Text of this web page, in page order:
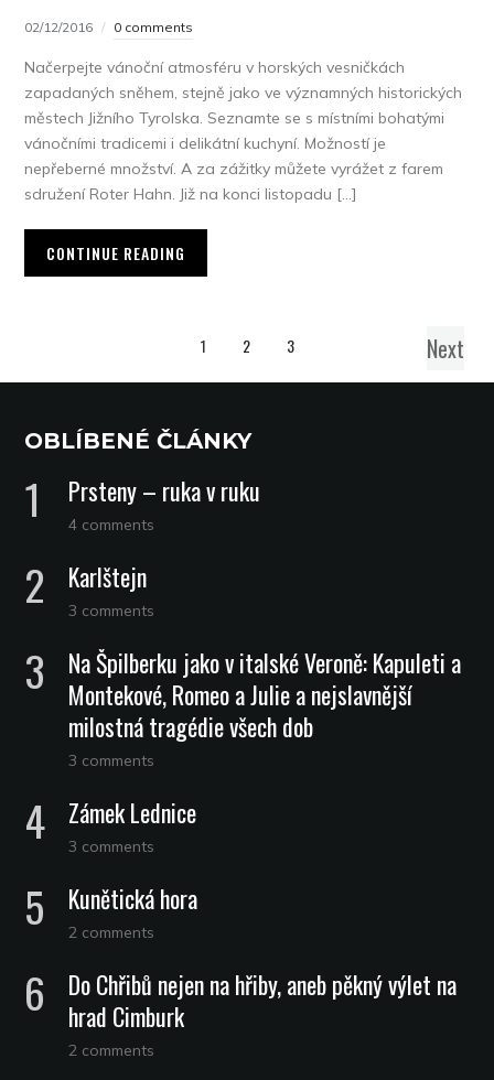
02/12/2016 0 comments
Načerpejte vánoční atmosféru v horských vesničkách
zapadaných sněhem, stejně jako ve významných historických
městech Jižního Tyrolska. Seznamte se s místními bohatými
vánočními tradicemi i delikátní kuchyní. Možností je
nepřeberné množství. A za zážitky můžete vyrážet z farem
sdružení Roter Hahn. Již na konci listopadu […]
CONTINUE READING
1 2 3 Next
OBLÍBENÉ ČLÁNKY
Prsteny – ruka v ruku
4 comments
Karlštejn
3 comments
Na Špilberku jako v italské Veroně: Kapuleti a
Montekové, Romeo a Julie a nejslavnější
milostná tragédie všech dob
3 comments
Zámek Lednice
3 comments
Kunětická hora
2 comments
Do Chřibů nejen na hřiby, aneb pěkný výlet na
hrad Cimburk
2 comments